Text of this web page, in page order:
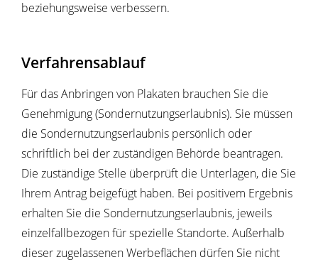
beziehungsweise verbessern.
Verfahrensablauf
Für das Anbringen von Plakaten brauchen Sie die
Genehmigung (Sondernutzungserlaubnis). Sie müssen
die Sondernutzungserlaubnis persönlich oder
schriftlich bei der zuständigen Behörde beantragen.
Die zuständige Stelle überprüft die Unterlagen, die Sie
Ihrem Antrag beigefügt haben. Bei positivem Ergebnis
erhalten Sie die Sondernutzungserlaubnis, jeweils
einzelfallbezogen für spezielle Standorte. Außerhalb
dieser zugelassenen Werbeflächen dürfen Sie nicht